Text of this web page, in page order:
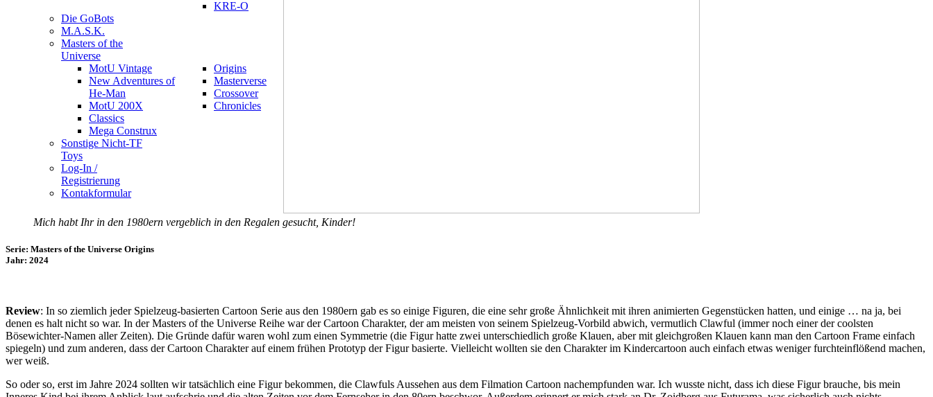
KRE-O
Die GoBots
M.A.S.K.
Masters of the
Universe
MotU Vintage
New Adventures of
He-Man
MotU 200X
Classics
Mega Construx
Origins
Masterverse
Crossover
Chronicles
Sonstige Nicht-TF
Toys
Log-In /
Registrierung
Kontakformular
Mich habt Ihr in den 1980ern vergeblich in den Regalen gesucht, Kinder!
Serie: Masters of the Universe Origins
Jahr: 2024
Review: In so ziemlich jeder Spielzeug-basierten Cartoon Serie aus den 1980ern gab es so einige Figuren, die eine sehr große Ähnlichkeit mit ihren animierten Gegenstücken hatten, und einige … na ja, bei
denen es halt nicht so war. In der Masters of the Universe Reihe war der Cartoon Charakter, der am meisten von seinem Spielzeug-Vorbild abwich, vermutlich Clawful (immer noch einer der coolsten
Bösewichter-Namen aller Zeiten). Die Gründe dafür waren wohl zum einen Symmetrie (die Figur hatte zwei unterschiedlich große Klauen, aber mit gleichgroßen Klauen kann man den Cartoon Frame einfach
spiegeln) und zum anderen, dass der Cartoon Charakter auf einem frühen Prototyp der Figur basierte. Vielleicht wollten sie den Charakter im Kindercartoon auch einfach etwas weniger furchteinflößend machen,
wer weiß.
So oder so, erst im Jahre 2024 sollten wir tatsächlich eine Figur bekommen, die Clawfuls Aussehen aus dem Filmation Cartoon nachempfunden war. Ich wusste nicht, dass ich diese Figur brauche, bis mein